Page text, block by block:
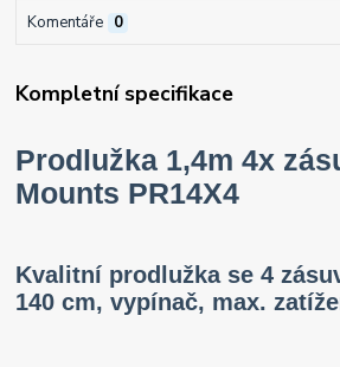
Komentáře 0
Kompletní specifikace
Prodlužka 1,4m 4x
Mounts PR14X4
Kvalitní prodlužka se 4
140 cm, vypínač, max.